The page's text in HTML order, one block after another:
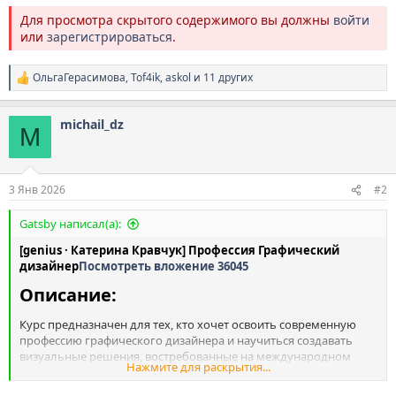
Для просмотра скрытого содержимого вы должны войти
или зарегистрироваться.
Р
е
ОльгаГерасимова,Tof4ik,askol и 11 других
M michail_dz
3 Янв 2026 #2
Gatsby написал(а):
[genius · Катерина Кравчук] Профессия Графический
дизайнерПосмотреть вложение 36045
Описание:​
Курс предназначен для тех, кто хочет освоить современную
профессию графического дизайнера и научиться создавать
визуальные решения, востребованные на международном
рынке. Программа помогает сформировать
Нажмите для раскрытия...